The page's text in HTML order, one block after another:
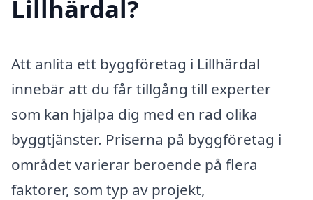
Lillhärdal?
Att anlita ett byggföretag i Lillhärdal
innebär att du får tillgång till experter
som kan hjälpa dig med en rad olika
byggtjänster. Priserna på byggföretag i
området varierar beroende på flera
faktorer, som typ av projekt,